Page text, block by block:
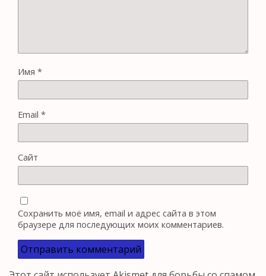
Имя *
Email *
Сайт
Сохранить моё имя, email и адрес сайта в этом
браузере для последующих моих комментариев.